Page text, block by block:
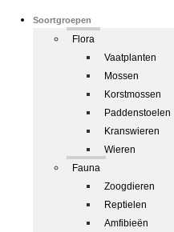
Soortgroepen
Flora
Vaatplanten
Mossen
Korstmossen
Paddenstoelen
Kranswieren
Wieren
Fauna
Zoogdieren
Reptielen
Amfibieën